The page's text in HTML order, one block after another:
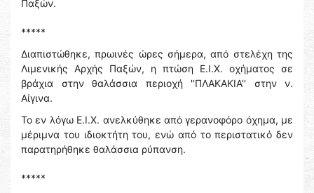
Παξών.
*****
Διαπιστώθηκε, πρωινές ώρες σήμερα, από στελέχη της
Λιμενικής Αρχής Παξών, η πτώση Ε.Ι.Χ. οχήματος σε
βράχια στην θαλάσσια περιοχή ''ΠΛΑΚΑΚΙΑ'' στην ν.
Αίγινα.
Το εν λόγω Ε.Ι.Χ. ανελκύθηκε από γερανοφόρο όχημα, με
μέριμνα του ιδιοκτήτη του, ενώ από το περιστατικό δεν
παρατηρήθηκε θαλάσσια ρύπανση.
*****